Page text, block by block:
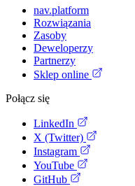
nav.platform
Rozwiązania
Zasoby
Deweloperzy
Partnerzy
Sklep online
Połącz się
LinkedIn
X (Twitter)
Instagram
YouTube
GitHub